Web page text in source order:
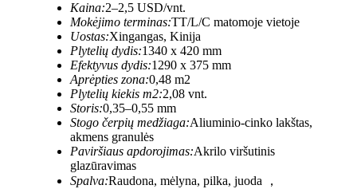
Kaina:2–2,5 USD/vnt.
Mokėjimo terminas:TT/L/C matomoje vietoje
Uostas:Xingangas, Kinija
Plytelių dydis:1340 x 420 mm
Efektyvus dydis:1290 x 375 mm
Aprėpties zona:0,48 m2
Plytelių kiekis m2:2,08 vnt.
Storis:0,35–0,55 mm
Stogo čerpių medžiaga:Aliuminio-cinko lakštas,
akmens granulės
Paviršiaus apdorojimas:Akrilo viršutinis
glazūravimas
Spalva:Raudona, mėlyna, pilka, juoda ，